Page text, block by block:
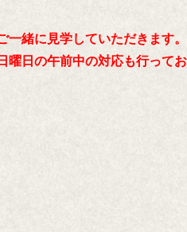
緒に見学していただきます。
日の午前中の対応も行ってお